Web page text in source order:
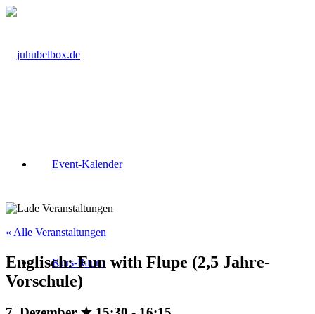
Event-Kalender
Kurs-Raum
« Alle Veranstaltungen
Englisch: Fun with Flupe (2,5 Jahre-
Vorschule)